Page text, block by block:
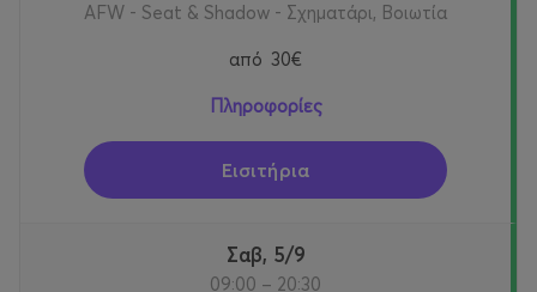
AFW - Seat & Shadow - Σχηματάρι, Βοιωτία
από 30€
Πληροφορίες
Εισιτήρια
Σαβ, 5/9
09:00 – 20:30